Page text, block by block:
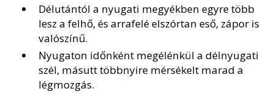
Délutántól a nyugati megyékben egyre több
lesz a felhő, és arrafelé elszórtan eső, zápor is
valószínű.
Nyugaton időnként megélénkül a délnyugati
szél, másutt többnyire mérsékelt marad a
légmozgás.